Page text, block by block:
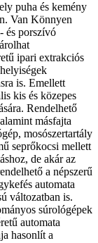
puha és kemény
Van Könnyen
és porszívó
ipari extrakciós
is. Emellett
kis és közepes
Rendelhető
másfajta
mosószertartály
seprőkocsi mellett
de akár az
a népszerű
automata
változatban is.
súrológépek
automata
hasonlít a